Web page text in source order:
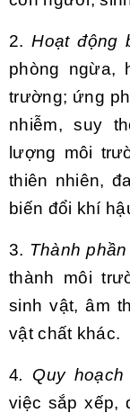
2. Hoạt động
phòng ngừa,
trường; ứng
nhiễm, suy
lượng môi
thiên nhiên,
biến đổi khí
3. Thành
thành môi
sinh vật, âm
vật chất khác.
4. Quy
việc sắp xếp,